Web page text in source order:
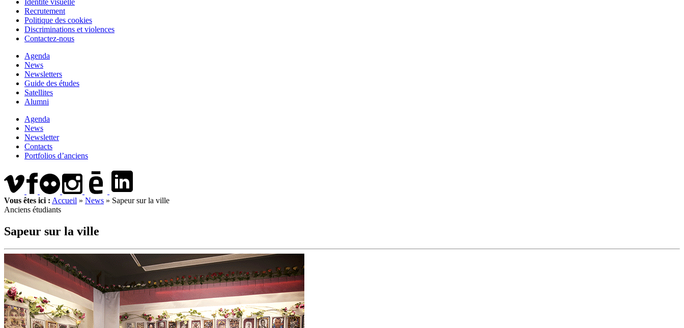
Identité visuelle
Recrutement
Politique des cookies
Discriminations et violences
Contactez-nous
Agenda
News
Newsletters
Guide des études
Satellites
Alumni
Agenda
News
Newsletter
Contacts
Portfolios d’anciens
Vous êtes ici : Accueil » News » Sapeur sur la ville
Anciens étudiants
Sapeur sur la ville